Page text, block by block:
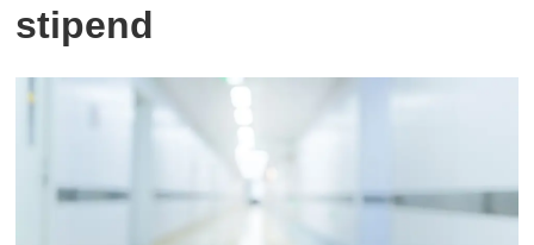
stipend